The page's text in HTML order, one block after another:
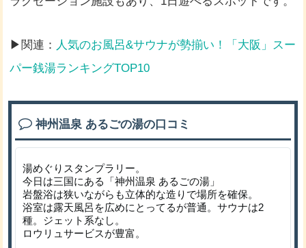
▶関連： 人気のお風呂&サウナが勢揃い！「大阪」スー
パー銭湯ランキングTOP10
神州温泉 あるごの湯の口コミ
湯めぐりスタンプラリー。
今日は三国にある「神州温泉 あるごの湯」
岩盤浴は狭いながらも立体的な造りで場所を確保。
浴室は露天風呂を広めにとってるが普通。サウナは2
種。ジェット系なし。
ロウリュサービスが豊富。